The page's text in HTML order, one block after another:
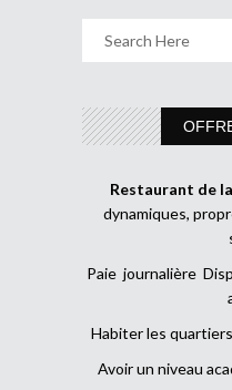
Restaurant de
dynamiques,
Paie journalière
Habiter les
Avoir un niveau